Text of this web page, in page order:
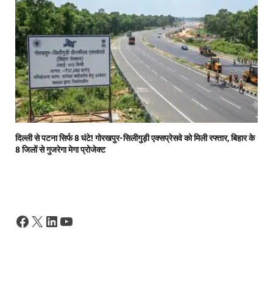
दिल्ली से पटना सिर्फ 8 घंटे! गोरखपुर-सिलीगुड़ी एक्सप्रेसवे को मिली रफ्तार, बिहार के
8 जिलों से गुजरेगा मेगा प्रोजेक्ट
Facebook
X LinkedIn
YouTube